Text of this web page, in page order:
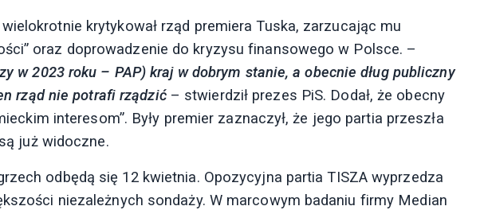
krytykował rząd premiera Tuska, zarzucając mu
oraz doprowadzenie do kryzysu finansowego w Polsce. –
w 2023 roku – PAP) kraj w dobrym stanie, a obecnie dług publiczny
rząd nie potrafi rządzić– stwierdził prezes PiS. Dodał, że obecny
interesom”. Były premier zaznaczył, że jego partia przeszła
już widoczne.
odbędą się 12 kwietnia. Opozycyjna partia TISZA wyprzedza
niezależnych sondaży. W marcowym badaniu firmy Median